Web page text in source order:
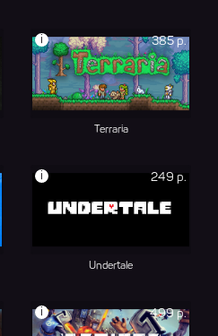
385 р.
i
Terraria
249 р.
i
Undertale
499 р.
i